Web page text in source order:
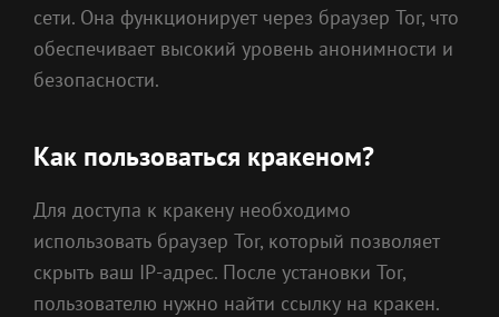
сети. Она функционирует через браузер Tor, что
обеспечивает высокий уровень анонимности и
безопасности.
Как пользоваться кракеном?
Для доступа к кракену необходимо
использовать браузер Tor, который позволяет
скрыть ваш IP-адрес. После установки Tor,
пользователю нужно найти ссылку на кракен.